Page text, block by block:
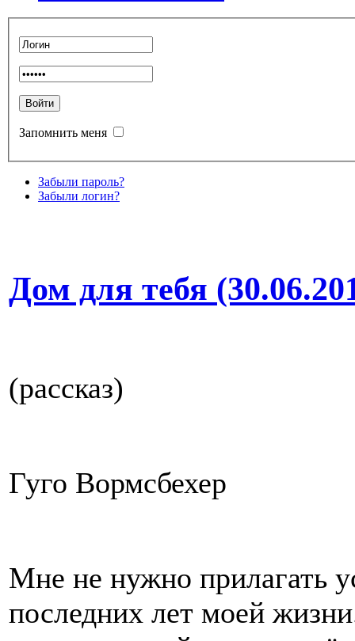
Запомнить меня
Забыли пароль?
Забыли логин?
Дом для тебя
(рассказ)
Гуго Вормсбехер
Мне не нужно прилагать
последних лет моей